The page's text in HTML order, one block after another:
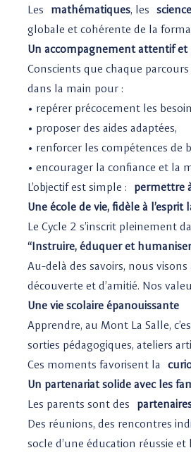
Les mathématiques, les
globale et cohérente de la
Un accompagnement attentif et
Conscients que chaque
dans la main pour :
• repérer précocement les
• proposer des aides adaptées,
• renforcer les compétences de
• encourager la confiance et la
L’objectif est simple : permettre
Une école de vie, fidèle à l’esprit
Le Cycle 2 s’inscrit pleinement
“Instruire, éduquer et
Au-delà des savoirs, nous
découverte et d’amitié. Nos
Une vie scolaire épanouissante
Apprendre, au Mont La Salle,
sorties pédagogiques, ateliers
Ces moments favorisent la
Un partenariat solide avec les
Les parents sont des
Des réunions, des rencontres
socle d’une éducation réussie et